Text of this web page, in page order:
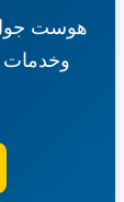
هوست جول
وخدمات